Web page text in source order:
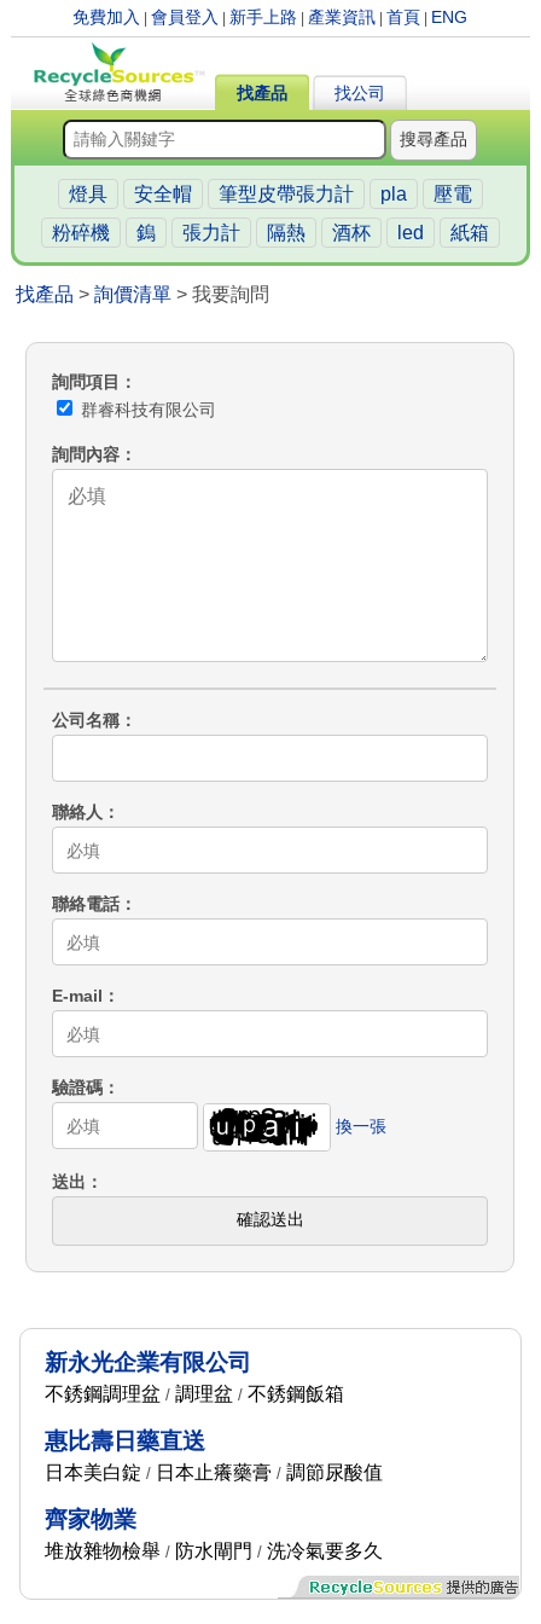
免費加入 |會員登入 新手上路 產業資訊 |首頁 ENG
找產品 找公司
搜尋產品
燈具 安全帽 筆型皮帶張力計 pla
壓電
粉碎機
鎢 張力計 隔熱 酒杯 led 紙箱
找產品 >詢價清單 > 我要詢問
詢問項目
群睿科技有限公司
詢問內容
公司名稱
聯絡人
聯絡電話
E-mail
驗證碼
換一張
送出
確認送出
新永光企業有限公司
不銹鋼調理盆 / 調理盆 / 不銹鋼飯箱
惠比壽日藥直送
日本美白錠 / 日本止癢藥膏 / 調節尿酸值
齊家物業
堆放雜物檢舉 / 防水閘門 / 洗冷氣要多久